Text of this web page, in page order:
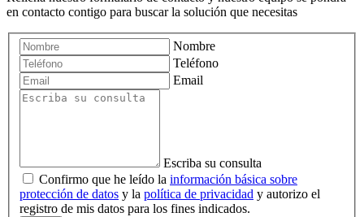
en contacto contigo para buscar la solución que necesitas
Nombre
Teléfono
Email
Escriba su consulta
Confirmo que he leído la información básica sobre
protección de datos y la política de privacidad y autorizo el
registro de mis datos para los fines indicados.